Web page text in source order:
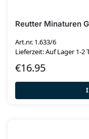
Reutter Minaturen
Art.nr. 1.633/6
Lieferzeit: Auf Lager 1-2
€16.95